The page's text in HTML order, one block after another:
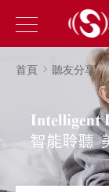
首頁 聽友分享